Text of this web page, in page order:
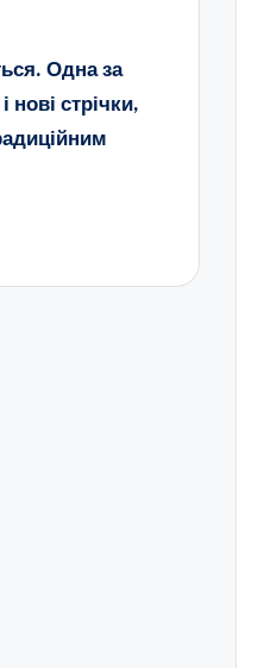
Одна за
стрічки,